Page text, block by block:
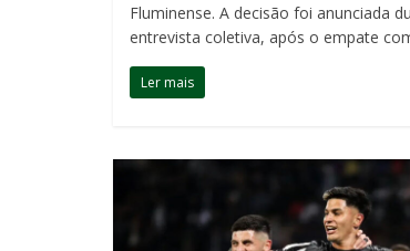
Fluminense. A decisão foi anunciada
entrevista coletiva, após o empate
Ler mais